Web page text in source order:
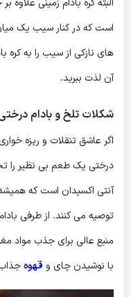
البته کره بادام زمینی علاوه
است که در کنار سیب یک
های نازکی از سیب را به کره
آن لذت ببرید.
شکلات تلخ و بادام
اگر عاشق تنقلات و ریزه
درختی یک طعم بی نظیر را
آنتی اکسیدان است که
توصیه می کنند. از طرفی
منبع عالی برای جذب مواد
با نوشیدن چای و قهوه